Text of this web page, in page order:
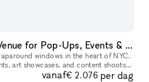
Iconic Midtown Corner Venue for Pop-Ups, Events & Activations
windows in the heart of NYC.
art showcases, and content shoots.
Located right by He
vanaf€ 2.076 per dag